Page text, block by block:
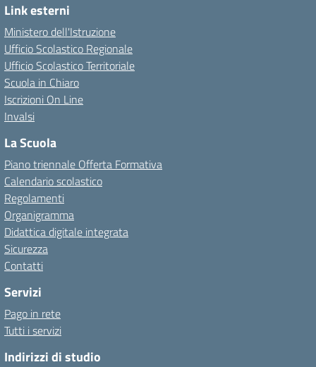
Link esterni
Ministero dell'Istruzione
Ufficio Scolastico Regionale
Ufficio Scolastico Territoriale
Scuola in Chiaro
Iscrizioni On Line
Invalsi
La Scuola
Piano triennale Offerta Formativa
Calendario scolastico
Regolamenti
Organigramma
Didattica digitale integrata
Sicurezza
Contatti
Servizi
Pago in rete
Tutti i servizi
Indirizzi di studio